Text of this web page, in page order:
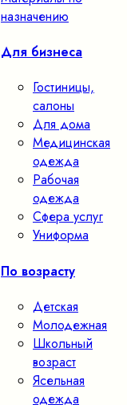
назначению
Для бизнеса
Гостиницы,
салоны
Для дома
Медицинская
одежда
Рабочая
одежда
Сфера услуг
Униформа
По возрасту
Детская
Молодежная
Школьный
возраст
Ясельная
одежда